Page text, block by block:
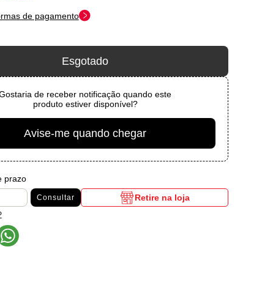
de pagamento
Esgotado
de receber notificação quando este
produto estiver disponível?
Avise-me quando chegar
prazo
Consultar
Retire na loja